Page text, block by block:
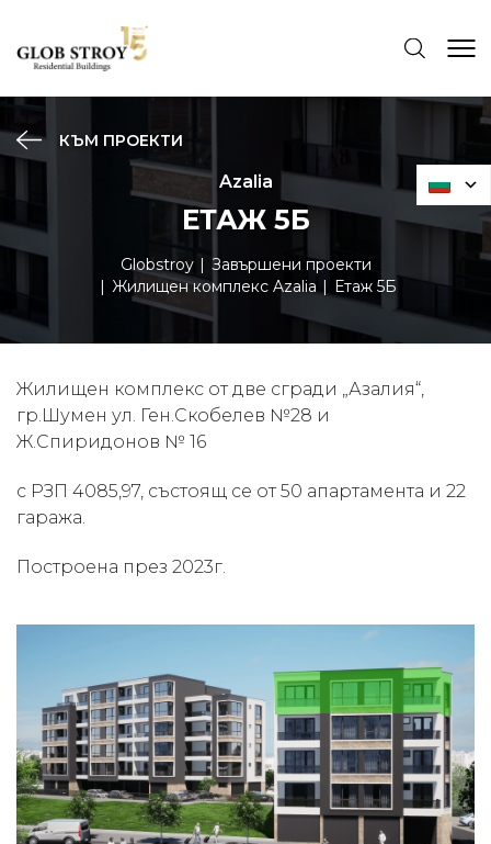
КЪМ ПРОЕКТИ
Azalia
ЕТАЖ 5Б
Globstroy
Завършени проекти
Жилищен комплекс Azalia
Етаж 5Б
Жилищен комплекс от две сгради „Азалия“,
гр.Шумен ул. Ген.Скобелев №28 и
Ж.Спиридонов № 16
с РЗП 4085,97, състоящ се от 50 апартамента и 22
гаража.
Построена през 2023г.